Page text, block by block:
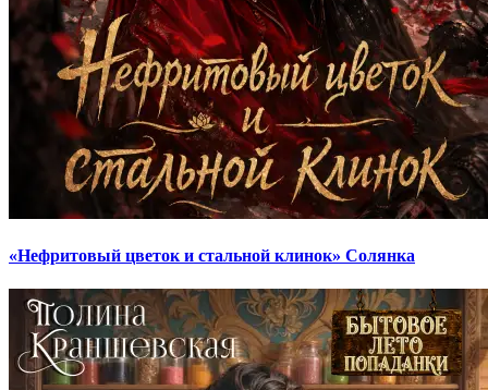
«Нефритовый цветок и стальной клинок» Солянка